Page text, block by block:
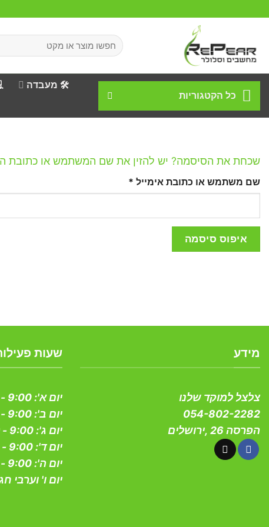
חיפוש
עבור:
כל הקטגוריות
🛠️ מעבדה
שכחת את הסיסמה? יש להזין את שם המשתמש או כתובת
שם משתמש או כתובת אימייל *
איפוס סיסמה
מידע
צלצל למוקד שלנו
054-802-2282
הפרסה 26 ,ירושלים
שעות
יום א':
יום ב':
יום ג':
יום ד':
יום ה':
יום ו' וערבי